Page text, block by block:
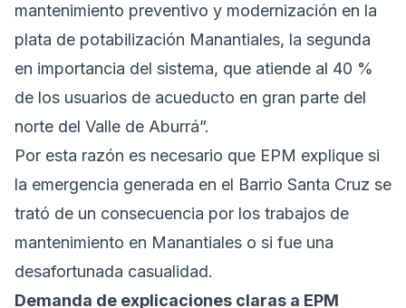
mantenimiento preventivo y modernización en la
plata de potabilización Manantiales, la segunda
en importancia del sistema, que atiende al 40 %
de los usuarios de acueducto en gran parte del
norte del Valle de Aburrá”.
Por esta razón es necesario que EPM explique si
la emergencia generada en el Barrio Santa Cruz se
trató de un consecuencia por los trabajos de
mantenimiento en Manantiales o si fue una
desafortunada casualidad.
Demanda de explicaciones claras a EPM